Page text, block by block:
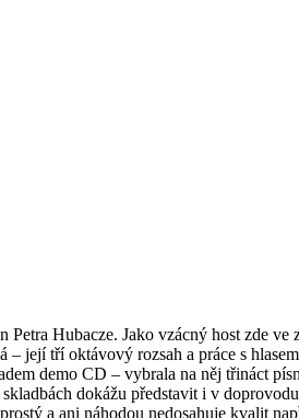
Hubacze. Jako vzácný host zde
její tří oktávový rozsah a práce s
demo CD – vybrala na něj třináct
dokážu představit i v
a ani náhodou nedosahuje kvalit